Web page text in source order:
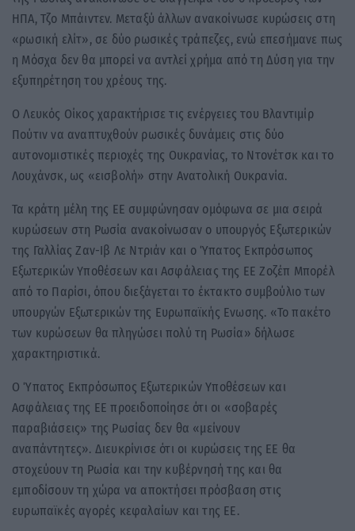
ΗΠΑ, Τζο Μπάιντεν. Μεταξύ άλλων ανακοίνωσε κυρώσεις στη
«ρωσική ελίτ», σε δύο ρωσικές τράπεζες, ενώ επεσήμανε πως
η Μόσχα δεν θα μπορεί να αντλεί χρήμα από τη Δύση για την
εξυπηρέτηση του χρέους της.
Ο Λευκός Οίκος χαρακτήρισε τις ενέργειες του Βλαντιμίρ
Πούτιν να αναπτυχθούν ρωσικές δυνάμεις στις δύο
αυτονομιστικές περιοχές της Ουκρανίας, το Ντονέτσκ και το
Λουχάνσκ, ως «εισβολή» στην Ανατολική Ουκρανία.
Τα κράτη μέλη της ΕΕ συμφώνησαν ομόφωνα σε μια σειρά
κυρώσεων στη Ρωσία ανακοίνωσαν ο υπουργός Εξωτερικών
της Γαλλίας Ζαν-Ιβ Λε Ντριάν και ο Ύπατος Εκπρόσωπος
Εξωτερικών Υποθέσεων και Ασφάλειας της ΕΕ Ζοζέπ Μπορέλ
από το Παρίσι, όπου διεξάγεται το έκτακτο συμβούλιο των
υπουργών Εξωτερικών της Ευρωπαϊκής Ενωσης. «To πακέτο
των κυρώσεων θα πληγώσει πολύ τη Ρωσία» δήλωσε
χαρακτηριστικά.
Ο Ύπατος Εκπρόσωπος Εξωτερικών Υποθέσεων και
Ασφάλειας της ΕΕ προειδοποίησε ότι οι «σοβαρές
παραβιάσεις» της Ρωσίας δεν θα «μείνουν
αναπάντητες». Διευκρίνισε ότι οι κυρώσεις της ΕΕ θα
στοχεύουν τη Ρωσία και την κυβέρνησή της και θα
εμποδίσουν τη χώρα να αποκτήσει πρόσβαση στις
ευρωπαϊκές αγορές κεφαλαίων και της ΕΕ.